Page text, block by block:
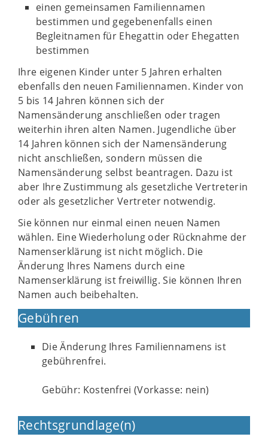
einen gemeinsamen Familiennamen
bestimmen und gegebenenfalls einen
Begleitnamen für Ehegattin oder Ehegatten
bestimmen
Ihre eigenen Kinder unter 5 Jahren erhalten
ebenfalls den neuen Familiennamen. Kinder von
5 bis 14 Jahren können sich der
Namensänderung anschließen oder tragen
weiterhin ihren alten Namen. Jugendliche über
14 Jahren können sich der Namensänderung
nicht anschließen, sondern müssen die
Namensänderung selbst beantragen. Dazu ist
aber Ihre Zustimmung als gesetzliche Vertreterin
oder als gesetzlicher Vertreter notwendig.
Sie können nur einmal einen neuen Namen
wählen. Eine Wiederholung oder Rücknahme der
Namenserklärung ist nicht möglich. Die
Änderung Ihres Namens durch eine
Namenserklärung ist freiwillig. Sie können Ihren
Namen auch beibehalten.
Gebühren
Die Änderung Ihres Familiennamens ist
gebührenfrei.
Gebühr: Kostenfrei (Vorkasse: nein)
Rechtsgrundlage(n)